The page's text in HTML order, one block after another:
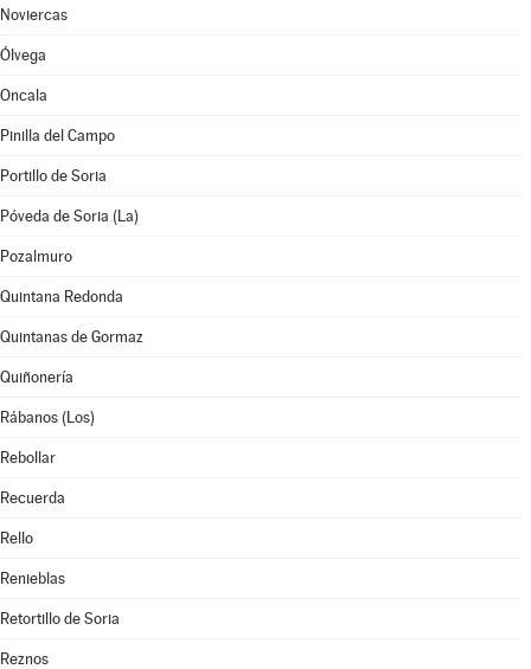
Noviercas
Ólvega
Oncala
Pinilla del Campo
Portillo de Soria
Póveda de Soria (La)
Pozalmuro
Quintana Redonda
Quintanas de Gormaz
Quiñonería
Rábanos (Los)
Rebollar
Recuerda
Rello
Renieblas
Retortillo de Soria
Reznos